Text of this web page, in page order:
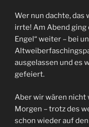
Wer nun dachte, das
irrte! Am Abend ging
Engel“ weiter – bei
ausgelassen und es
gefeiert.
Aber wir wären nicht
Morgen – trotz des
schon wieder auf